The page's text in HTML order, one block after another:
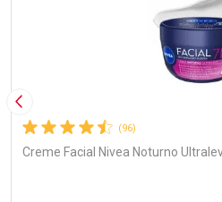
Imagem Anterior
(96)
Creme Facial Nivea Noturno